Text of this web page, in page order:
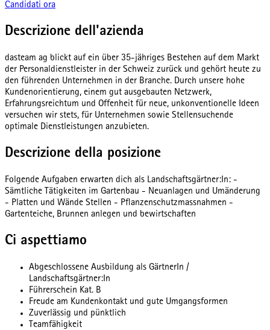
Candidati ora
Descrizione dell'azienda
dasteam ag blickt auf ein über 35-jähriges Bestehen auf dem Markt
der Personaldienstleister in der Schweiz zurück und gehört heute zu
den führenden Unternehmen in der Branche. Durch unsere hohe
Kundenorientierung, einem gut ausgebauten Netzwerk,
Erfahrungsreichtum und Offenheit für neue, unkonventionelle Ideen
versuchen wir stets, für Unternehmen sowie Stellensuchende
optimale Dienstleistungen anzubieten.
Descrizione della posizione
Folgende Aufgaben erwarten dich als Landschaftsgärtner:In: -
Sämtliche Tätigkeiten im Gartenbau - Neuanlagen und Umänderung
- Platten und Wände Stellen - Pflanzenschutzmassnahmen -
Gartenteiche, Brunnen anlegen und bewirtschaften
Ci aspettiamo
Abgeschlossene Ausbildung als GärtnerIn /
Landschaftsgärtner:In
Führerschein Kat. B
Freude am Kundenkontakt und gute Umgangsformen
Zuverlässig und pünktlich
Teamfähigkeit